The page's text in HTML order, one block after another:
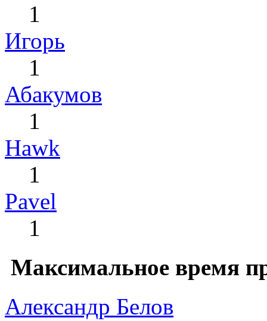
1
Игорь
1
Абакумов
1
Hawk
1
Pavel
1
Максимальное время
Александр Белов